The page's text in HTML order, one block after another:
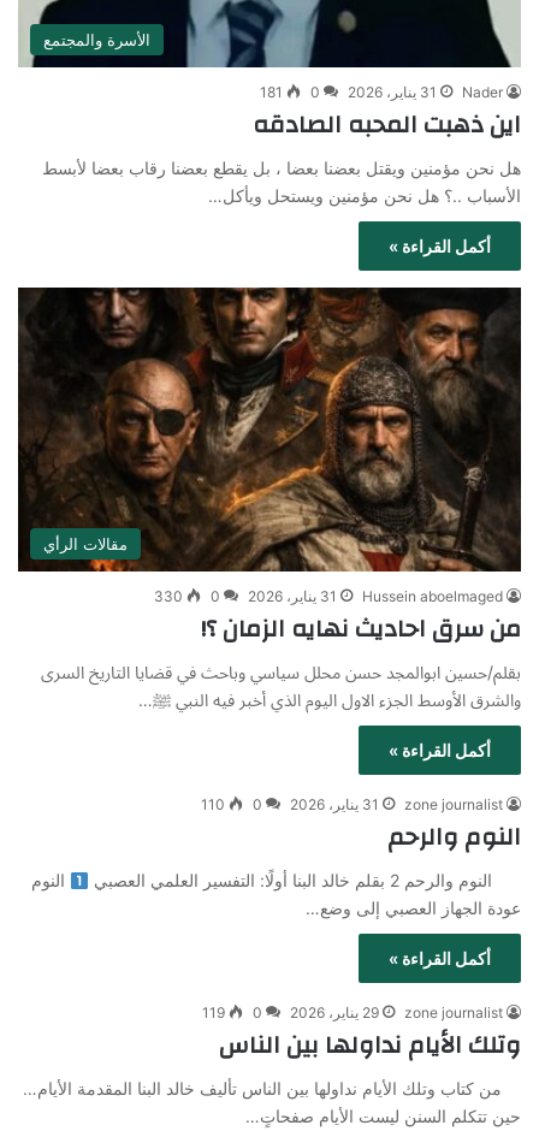
الأسرة والمجتمع
Nader 31 يناير، 2026 0
181
اين ذهبت المحبه الصادقه
هل نحن مؤمنين ويقتل بعضنا بعضا ، بل يقطع بعضنا رقاب بعضا لأبسط
الأسباب ..؟ هل نحن مؤمنين ويستحل ويأكل…
أكمل القراءة »
مقالات الرأي
Hussein aboelmaged 31 يناير، 2026 0
330
من سرق احاديث نهايه الزمان ؟!
بقلم/حسين ابوالمجد حسن محلل سياسي وباحث في قضايا التاريخ السرى
والشرق الأوسط الجزء الاول اليوم الذي أخبر فيه النبي ﷺ…
أكمل القراءة »
zone journalist 31 يناير، 2026 0
110
النوم والرحم
النوم والرحم 2 بقلم خالد البنا أولًا: التفسير العلمي العصبي
النوم
عودة الجهاز العصبي إلى وضع…
أكمل القراءة »
zone journalist 29 يناير، 2026 0
119
وتلك الأيام نداولها بين الناس
من كتاب وتلك الأيام نداولها بين الناس تأليف خالد البنا المقدمة الأيام…
حين تتكلم السنن ليست الأيام صفحاتٍ…